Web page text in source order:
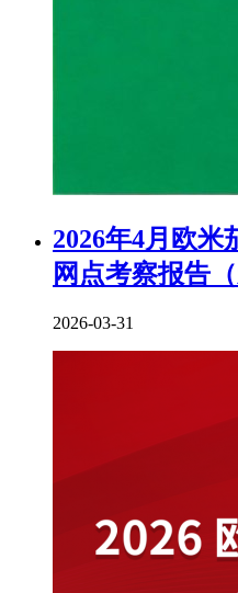
2026年4月欧米
网点考察报告（
2026-03-31